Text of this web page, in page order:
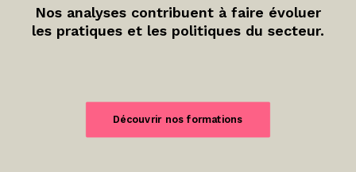
Nos analyses contribuent à faire évoluer
les pratiques et les politiques du secteur.
Découvrir nos formations